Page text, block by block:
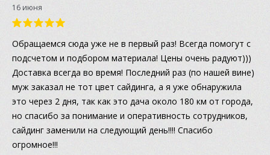
16 июня
Обращаемся сюда уже не в первый раз! Всегда помогут с
подсчетом и подбором материала! Цены очень радуют)))
Доставка всегда во время! Последний раз (по нашей вине)
муж заказал не тот цвет сайдинга, а я уже обнаружила
это через 2 дня, так как это дача около 180 км от города,
но спасибо за понимание и оперативность сотрудников,
сайдинг заменили на следующий день!!!! Спасибо
огромное!!!